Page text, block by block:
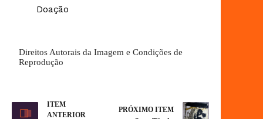
Doação
Direitos Autorais da Imagem e Condições de
Reprodução
ITEM
ANTERIOR
PRÓXIMO ITEM